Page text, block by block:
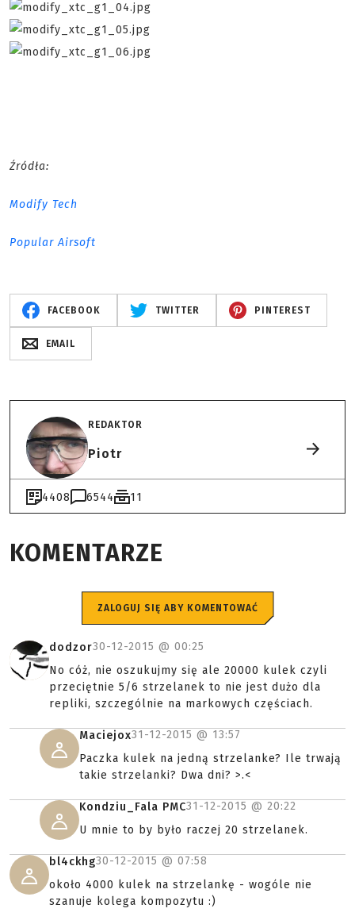
Źródła:
Modify Tech
Popular Airsoft
FACEBOOK TWITTER PINTEREST
EMAIL
REDAKTOR
Piotr
4408 6544 11
KOMENTARZE
ZALOGUJ SIĘ ABY KOMENTOWAĆ
dodzor30-12-2015 @ 00:25
No cóż, nie oszukujmy się ale 20000 kulek czyli
przeciętnie 5/6 strzelanek to nie jest dużo dla
repliki, szczególnie na markowych częściach.
Maciejox31-12-2015 @ 13:57
Paczka kulek na jedną strzelanke? Ile trwają
takie strzelanki? Dwa dni? >.<
Kondziu_Fala PMC31-12-2015 @ 20:22
U mnie to by było raczej 20 strzelanek.
bl4ckhg30-12-2015 @ 07:58
około 4000 kulek na strzelankę - wogóle nie
szanuje kolega kompozytu :)